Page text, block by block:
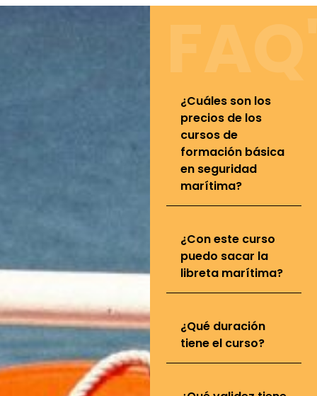
¿Cuáles son los
precios de los
cursos de
formación básica
en seguridad
marítima?
¿Con este curso
puedo sacar la
libreta marítima?
¿Qué duración
tiene el curso?